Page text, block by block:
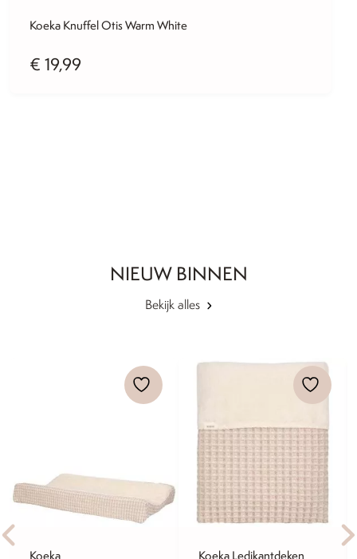
Koeka Knuffel Otis Warm White
€ 19,99
NIEUW BINNEN
Bekijk alles
Koeka
Koeka Ledikantdeken